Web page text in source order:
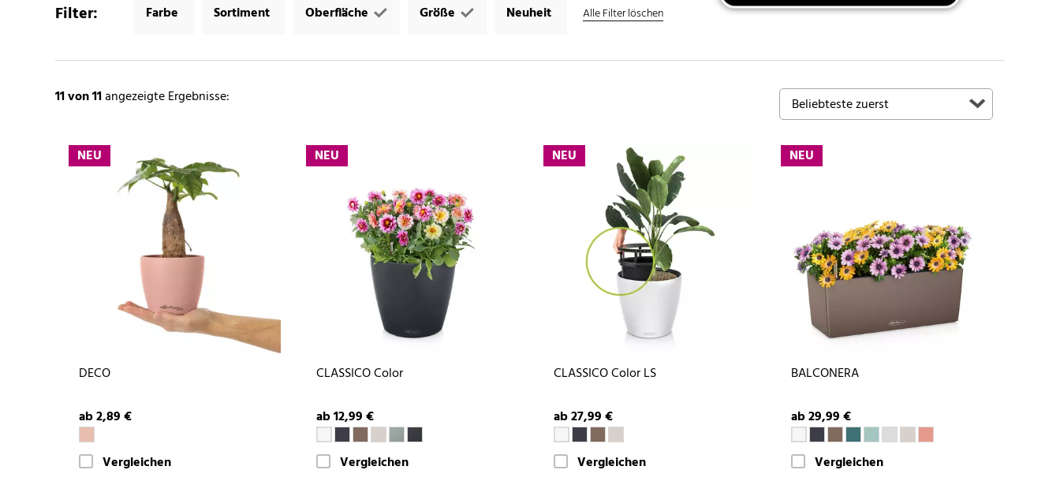
Filter: Farbe Sortiment Oberfläche Größe Neuheit Alle Filter löschen
11von 11angezeigte Ergebnisse:
NEU
DECO
ab 2,89 €
Vergleichen
NEU
CLASSICO Color
ab 12,99 €
Vergleichen
NEU
CLASSICO Color LS
ab 27,99 €
Vergleichen
NEU
BALCONERA
ab 29,99 €
Vergleichen